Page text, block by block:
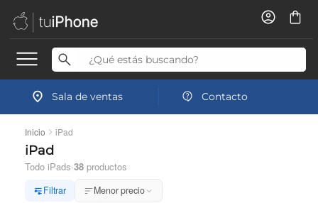
Sala de ventas Contacto
Inicio iPad
iPad
Todo iPads·38productos
Filtrar Menor precio